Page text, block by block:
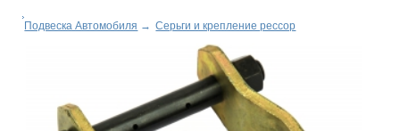
Подвеска Автомобиля → Серьги и крепление рессор